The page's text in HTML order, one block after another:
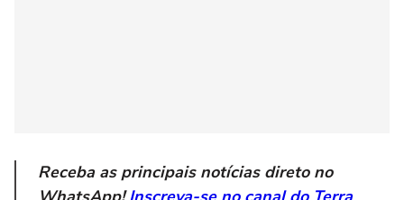
Receba as principais notícias direto no